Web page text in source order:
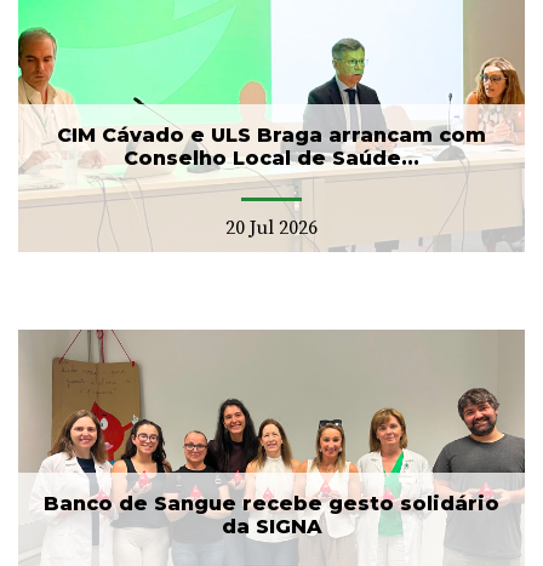
CIM Cávado e ULS Braga arrancam com
Conselho Local de Saúde...
20 Jul 2026
Banco de Sangue recebe gesto solidário
da SIGNA